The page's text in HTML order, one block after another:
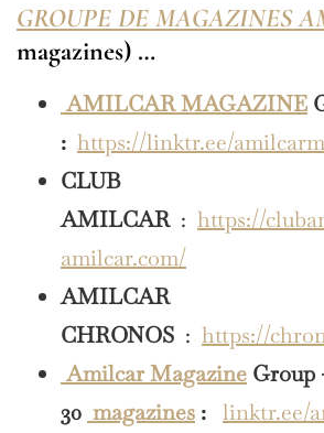
GROUPE DE MAGAZINES
magazines) …
AMILCAR MAGAZINE
: https://linktr.ee/
CLUB
AMILCAR : https://
amilcar.com/
AMILCAR
CHRONOS : https://
Amilcar Magazine Group
30 magazines : linktr.ee/